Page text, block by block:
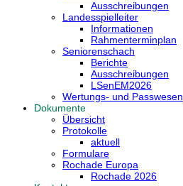
Ausschreibungen
Landesspielleiter
Informationen
Rahmenterminplan
Seniorenschach
Berichte
Ausschreibungen
LSenEM2026
Wertungs- und Passwesen
Dokumente
Übersicht
Protokolle
aktuell
Formulare
Rochade Europa
Rochade 2026